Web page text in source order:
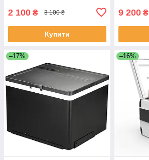
2 100 ₴ 3 100 ₴
Купити
9 200 ₴
–17% –16%